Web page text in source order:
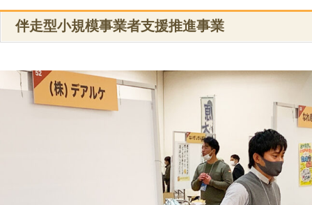
伴走型小規模事業者支援推進事業